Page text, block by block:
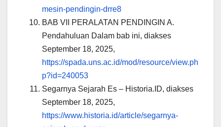
mesin-pendingin-drre8
BAB VII PERALATAN PENDINGIN A.
Pendahuluan Dalam bab ini, diakses
September 18, 2025,
https://spada.uns.ac.id/mod/resource/view.ph
p?id=240053
Segarnya Sejarah Es – Historia.ID, diakses
September 18, 2025,
https://www.historia.id/article/segarnya-